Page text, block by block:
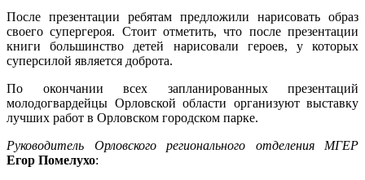
После презентации ребятам предложили нарисовать образ
своего супергероя. Стоит отметить, что после презентации
книги большинство детей нарисовали героев, у которых
суперсилой является доброта.
По окончании всех запланированных презентаций
молодогвардейцы Орловской области организуют выставку
лучших работ в Орловском городском парке.
Руководитель Орловского регионального отделения МГЕР
Егор Помелухо: